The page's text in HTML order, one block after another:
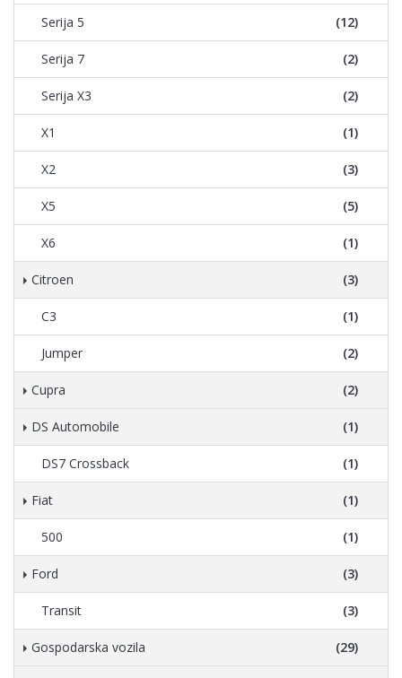
Serija 5 (12)
Serija 7 (2)
Serija X3 (2)
X1 (1)
X2 (3)
X5 (5)
X6 (1)
Citroen (3)
C3 (1)
Jumper (2)
Cupra (2)
DS Automobile (1)
DS7 Crossback (1)
Fiat (1)
500 (1)
Ford (3)
Transit (3)
Gospodarska vozila (29)